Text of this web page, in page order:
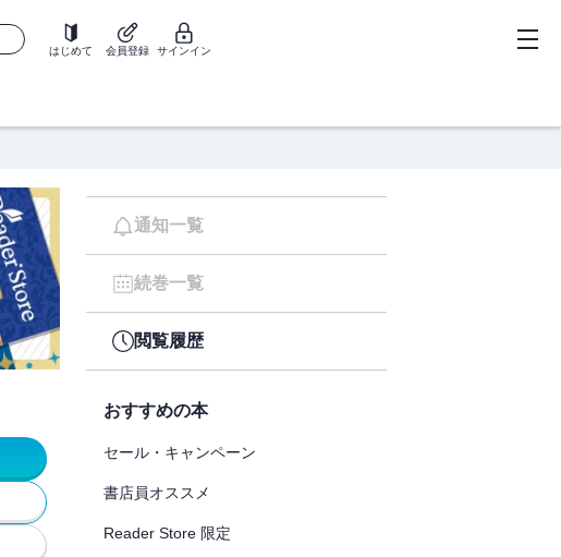
はじめて 会員登録 サインイン
通知一覧
続巻一覧
閲覧履歴
おすすめの本
セール・キャンペーン
書店員オススメ
Reader Store 限定